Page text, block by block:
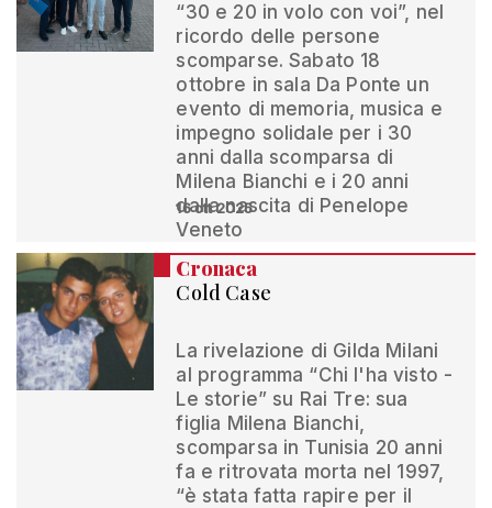
“30 e 20 in volo con voi”, nel
ricordo delle persone
scomparse. Sabato 18
ottobre in sala Da Ponte un
evento di memoria, musica e
impegno solidale per i 30
anni dalla scomparsa di
Milena Bianchi e i 20 anni
dalla nascita di Penelope
Veneto
16 ott 2025
Cronaca
Cold Case
La rivelazione di Gilda Milani
al programma “Chi l'ha visto -
Le storie” su Rai Tre: sua
figlia Milena Bianchi,
scomparsa in Tunisia 20 anni
fa e ritrovata morta nel 1997,
“è stata fatta rapire per il